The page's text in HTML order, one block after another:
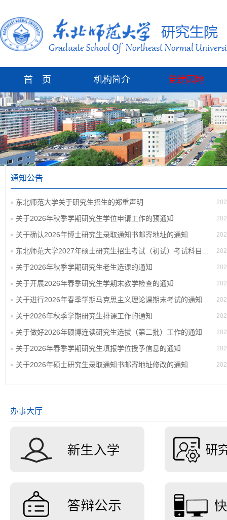
首 页 机构简介 党建园地
通知公告
东北师范大学关于研究生招生的郑重声明
关于2026年秋季学期研究生学位申请工作的预通知
关于确认2026年博士研究生录取通知书邮寄地址的通知
东北师范大学2027年硕士研究生招生考试（初试）考试科目...
关于2026年秋季学期研究生老生选课的通知
关于开展2026年春季研究生学期末教学检查的通知
关于进行2026年春季学期马克思主义理论课期末考试的通知
关于2026年秋季学期研究生排课工作的通知
关于做好2026年硕博连读研究生选拔（第二批）工作的通知
关于2026年春季学期研究生填报学位授予信息的通知
关于2026年硕士研究生录取通知书邮寄地址修改的通知
办事大厅